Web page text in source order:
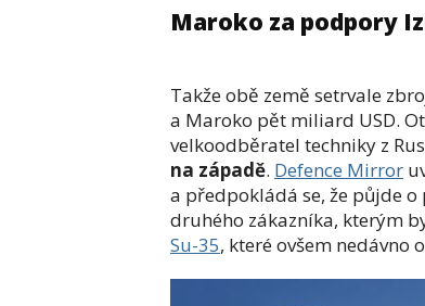
Maroko za podpory
Takže obě země setrvale
a Maroko pět miliard USD.
velkoodběratel techniky z
na západě. Defence Mirror
a předpokládá se, že půjde
druhého zákazníka, kterým
Su-35, které ovšem nedávno